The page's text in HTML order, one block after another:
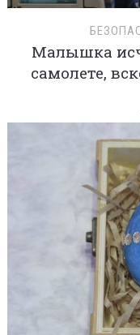
Малышка
самолете,